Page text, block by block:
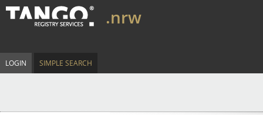
.nrw
LOGIN SIMPLE SEARCH